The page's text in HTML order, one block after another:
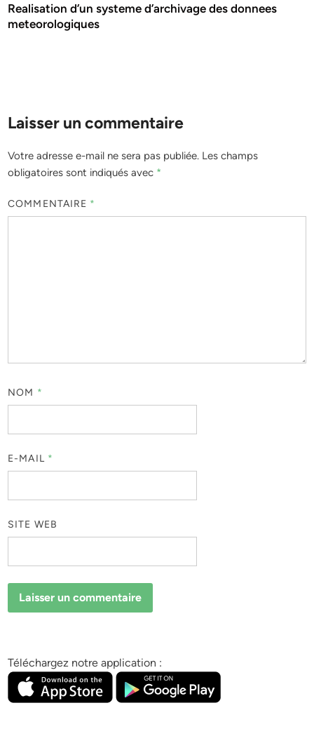
Realisation d’un systeme d’archivage des donnees
meteorologiques
Laisser un commentaire
Votre adresse e-mail ne sera pas publiée. Les champs
obligatoires sont indiqués avec *
COMMENTAIRE *
NOM *
E-MAIL *
SITE WEB
Téléchargez notre application :